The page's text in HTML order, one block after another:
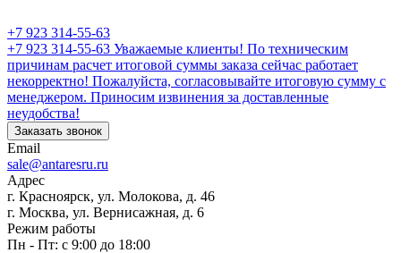
+7 923 314-55-63
+7 923 314-55-63 Уважаемые клиенты! По техническим
причинам расчет итоговой суммы заказа сейчас работает
некорректно! Пожалуйста, согласовывайте итоговую сумму с
менеджером. Приносим извинения за доставленные
неудобства!
Заказать звонок
Email
sale@antaresru.ru
Адрес
г. Красноярск, ул. Молокова, д. 46
г. Москва, ул. Вернисажная, д. 6
Режим работы
Пн - Пт: с 9:00 до 18:00